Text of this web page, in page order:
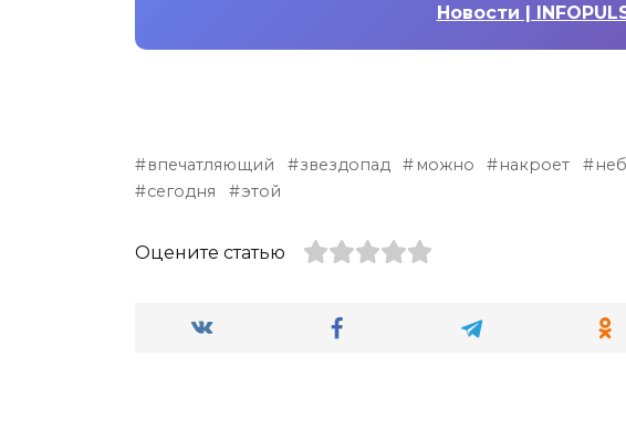
Новости |
впечатляющий звездопад можно накроет
сегодня
этой
Оцените статью